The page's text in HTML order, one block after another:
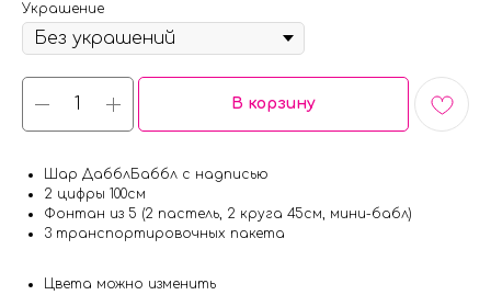
Украшение
В корзину
Шар ДабблБаббл с надписью
2 цифры 100см
Фонтан из 5 (2 пастель, 2 круга 45см, мини-бабл)
3 транспортировочных пакета
Цвета можно изменить